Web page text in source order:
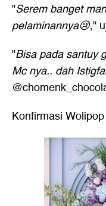
"Serem banget
pelaminannya😢,"
"Bisa pada santuy
Mc nya.. dah
Konfirmasi Wolipop